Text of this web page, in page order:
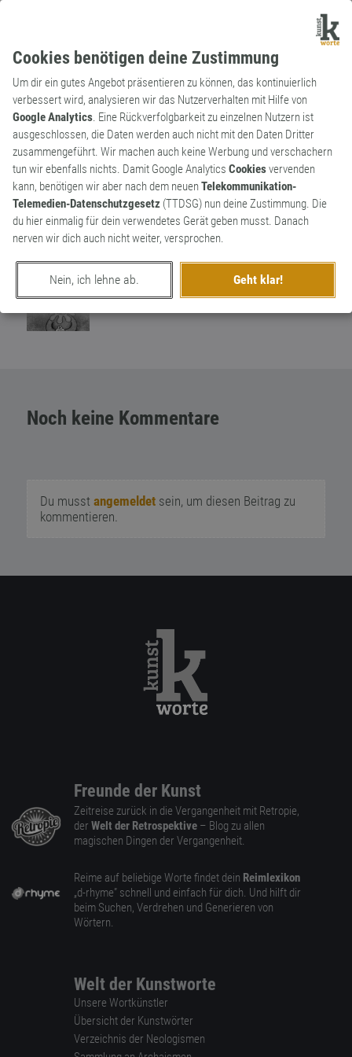
Cookies benötigen deine Zustimmung
Um dir ein gutes Angebot präsentieren zu können, das kontinuierlich
verbessert wird, analysieren wir das Nutzerverhalten mit Hilfe von
Google Analytics. Eine Rückverfolgbarkeit zu einzelnen Nutzern ist
ausgeschlossen, die Daten werden auch nicht mit den Daten Dritter
zusammengeführt. Wir machen auch keine Werbung und verschachern
tun wir ebenfalls nichts. Damit Google Analytics Cookiesvervenden
kann, benötigen wir aber nach dem neuenTelekommunikation-
Telemedien-Datenschutzgesetz (TTDSG) nun deine Zustimmung. Die
du hier einmalig für dein verwendetes Gerät geben musst. Danach
nerven wir dich auch nicht weiter, versprochen.
Nein, ich lehne ab. Geht klar!
Archaismus
Substantiv
Wollust
Bezeichnet sinnliche,sexuelle Begierde in
Gedanken und Tat.Gehört zu den 7
Todsünden der Christenlehre
0
erschaffen von
am 17. März 2020
Noch keine Kommentare
Du musst angemeldetsein, um diesen Beitrag zu
kommentieren.
Freunde der Kunst
Zeitreise zurück in die Vergangenheit mit Retropie,
der Welt der Retrospektive – Blog zu allen
magischen Dingen der Vergangenheit.
Reime auf beliebige Worte findet dein Reimlexikon
„d-rhyme” schnell und einfach für dich. Und hilft dir
beim Suchen, Verdrehen und Generieren von
Wörtern.
Welt der Kunstworte
Unsere Wortkünstler
Übersicht der Kunstwörter
Verzeichnis der Neologismen